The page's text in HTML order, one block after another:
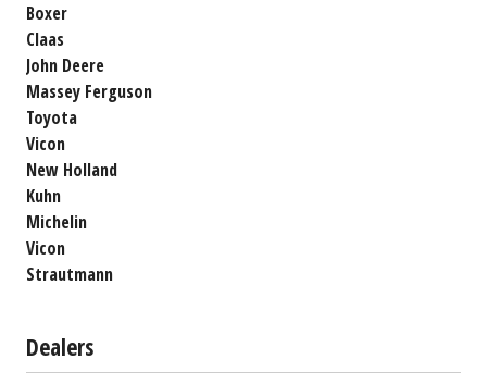
Boxer
Claas
John Deere
Massey Ferguson
Toyota
Vicon
New Holland
Kuhn
Michelin
Vicon
Strautmann
Dealers